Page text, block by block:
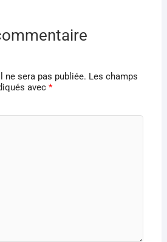
ne sera pas publiée. Les champs
avec *